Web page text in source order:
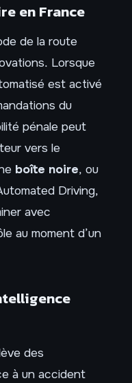
en France
de la route
Lorsque
est activé
du
pénale peut
vers le
boîte noire, ou
Driving,
avec
au moment d’un
des
à un accident